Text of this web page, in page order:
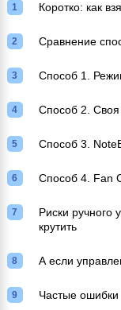
Коротко: как
Сравнение
Способ 1.
Способ 2. Своя
Способ 3.
Способ 4. Fan
Риски ручного
крутить
А если
Частые ошибки